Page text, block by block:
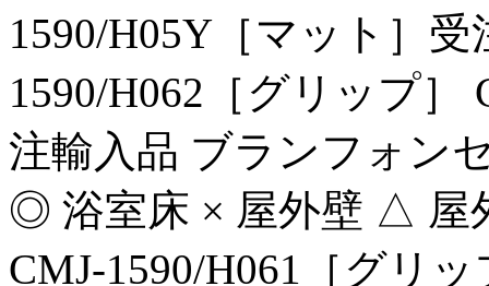
1590/H05Y［マット］
1590/H062［グリップ］
注輸入品 ブランフォン
◎ 浴室床 × 屋外壁 △ 屋
CMJ-1590/H061［グリ